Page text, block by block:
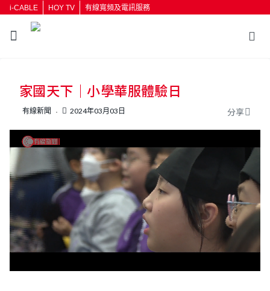
i-CABLE HOY TV 有線寬頻及電訊服務
按輸入鍵開始搜尋
家國天下｜小學華服體驗日
有線新聞 2024年03月03日 分享
n
o